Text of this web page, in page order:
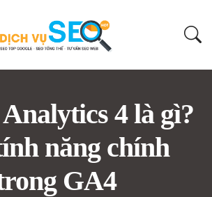
4 là gì?
năng chính
GA4